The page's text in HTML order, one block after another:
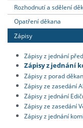
Rozhodnutí a sdělení
Opatření děkana
Zápisy
Zápisy z jednání
Zápisy z jednání
Zápisy z porad
Zápisy ze zasedání
Zápisy z jednání
Zápisy ze zasedání
Zápisy z jednání